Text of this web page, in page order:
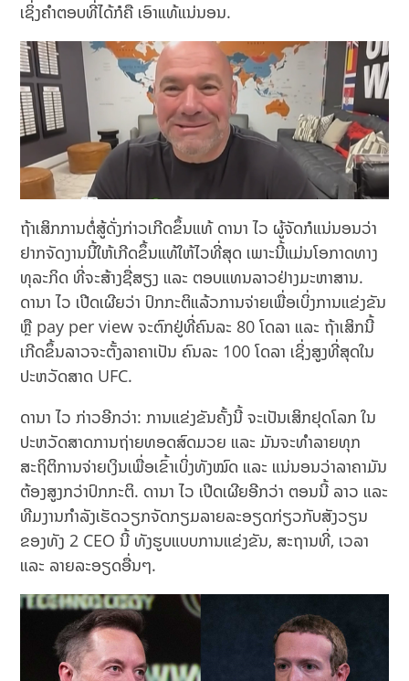
ເຊິ່ງຄໍາຕອບທີ່ໄດ້ກໍຄື ເອົາແທ້ແນ່ນອນ.
ຖ້າເສິກການຕໍ່ສູ້ດັ່ງກ່າວເກີດຂຶ້ນແທ້ ດານາ ໄວ ຜູ້ຈັດກໍແນ່ນອນວ່າ
ຢາກຈັດງານນີ້ໃຫ້ເກີດຂຶ້ນແທ້ໃຫ້ໄວທີ່ສຸດ ເພາະນີ້ແມ່ນໂອກາດທາງ
ທຸລະກິດ ທີ່ຈະສ້າງຊື່ສຽງ ແລະ ຕອບແທນລາວຢ່າງມະຫາສານ.
ດານາ ໄວ ເປີດເຜີຍວ່າ ປົກກະຕິແລ້ວການຈ່າຍເພື່ອເບິ່ງການແຂ່ງຂັນ
ຫຼື pay per view ຈະຕົກຢູ່ທີ່ຄົນລະ 80 ໂດລາ ແລະ ຖ້າເສິກນີ້
ເກີດຂຶ້ນລາວຈະຕັ້ງລາຄາເປັນ ຄົນລະ 100 ໂດລາ ເຊິ່ງສູງທີ່ສຸດໃນ
ປະຫວັດສາດ UFC.
ດານາ ໄວ ກ່າວອີກວ່າ: ການແຂ່ງຂັນຄັ້ງນີ້ ຈະເປັນເສິກຢຸດໂລກ ໃນ
ປະຫວັດສາດການຖ່າຍທອດສົດມວຍ ແລະ ມັນຈະທຳລາຍທຸກ
ສະຖິຕິການຈ່າຍເງິນເພື່ອເຂົ້າເບິ່ງທັງໝົດ ແລະ ແນ່ນອນວ່າລາຄາມັນ
ຕ້ອງສູງກວ່າປົກກະຕິ. ດານາ ໄວ ເປີດເຜີຍອີກວ່າ ຕອນນີ້ ລາວ ແລະ
ທີມງານກຳລັງເຮັດວຽກຈັດກຽມລາຍລະອຽດກ່ຽວກັບສັງວຽນ
ຂອງທັງ 2 CEO ນີ້ ທັງຮູບແບບການແຂ່ງຂັນ, ສະຖານທີ່, ເວລາ
ແລະ ລາຍລະອຽດອື່ນໆ.